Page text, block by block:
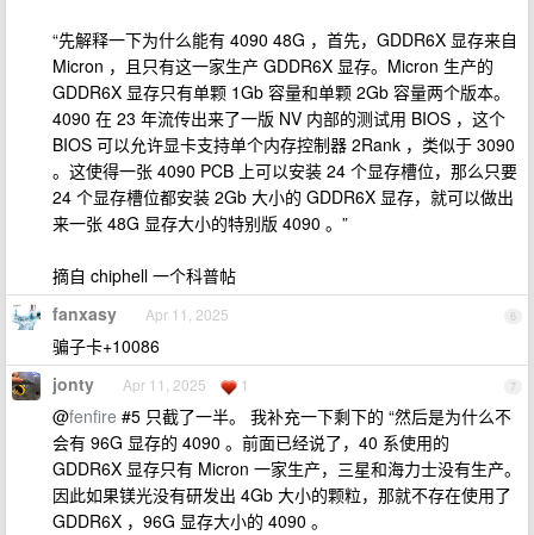
“先解释一下为什么能有 4090 48G ，首先，GDDR6X 显存来自
Micron ，且只有这一家生产 GDDR6X 显存。Micron 生产的
GDDR6X 显存只有单颗 1Gb 容量和单颗 2Gb 容量两个版本。
4090 在 23 年流传出来了一版 NV 内部的测试用 BIOS ，这个
BIOS 可以允许显卡支持单个内存控制器 2Rank ，类似于 3090
。这使得一张 4090 PCB 上可以安装 24 个显存槽位，那么只要
24 个显存槽位都安装 2Gb 大小的 GDDR6X 显存，就可以做出
来一张 48G 显存大小的特别版 4090 。”
摘自 chiphell 一个科普帖
6
fanxasy Apr 11, 2025
骗子卡+10086
7
jonty Apr 11, 2025 1
@fenfire #5 只截了一半。 我补充一下剩下的 “然后是为什么不
会有 96G 显存的 4090 。前面已经说了，40 系使用的
GDDR6X 显存只有 Micron 一家生产，三星和海力士没有生产。
因此如果镁光没有研发出 4Gb 大小的颗粒，那就不存在使用了
GDDR6X ，96G 显存大小的 4090 。